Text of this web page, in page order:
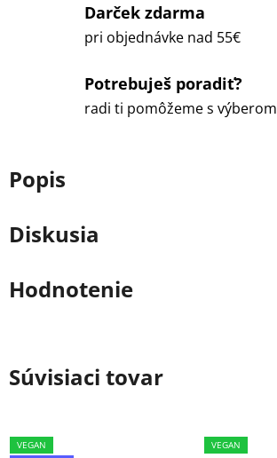
Darček zdarma
pri objednávke nad 55€
Potrebuješ poradiť?
radi ti pomôžeme s výberom
Popis
Diskusia
Hodnotenie
Súvisiaci tovar
VEGAN
VEGAN